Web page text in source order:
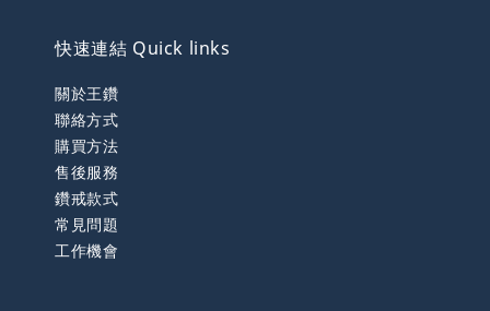
快速連結 Quick links
關於王鑽
聯絡方式
購買方法
售後服務
鑽戒款式
常見問題
工作機會